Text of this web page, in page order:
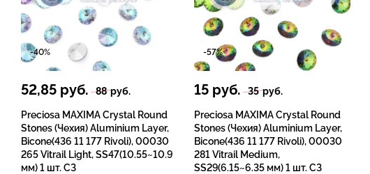
-40%
52,85 руб. 88руб.
Preciosa MAXIMA Crystal Round
Stones (Чехия) Aluminium Layer,
Bicone(436 11 177 Rivoli), 00030
265 Vitrail Light, SS47(10.55~10.9
мм) 1 шт. СЗ
-57%
15 руб. 35руб.
Preciosa MAXIMA Crystal Round
Stones (Чехия) Aluminium Layer,
Bicone(436 11 177 Rivoli), 00030
281 Vitrail Medium,
SS29(6.15~6.35 мм) 1 шт. СЗ